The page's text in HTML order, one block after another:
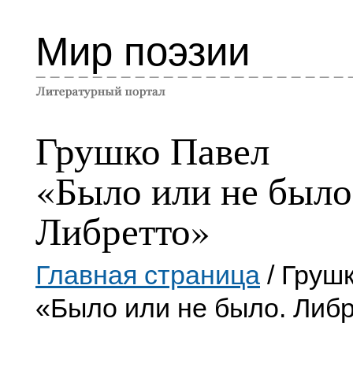
Мир поэзии
Грушко Павел
«Было или не
Либретто»
Главная страница /
«Было или не было.